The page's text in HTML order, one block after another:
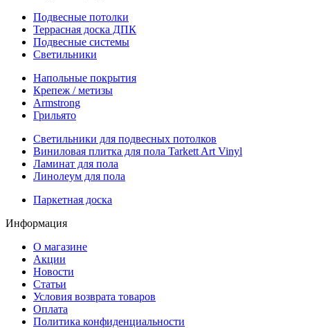
Подвесные потолки
Террасная доска ДПК
Подвесные системы
Светильники
Напольные покрытия
Крепеж / метизы
Armstrong
Грильято
Светильники для подвесных потолков
Виниловая плитка для пола Tarkett Art Vinyl
Ламинат для пола
Линолеум для пола
Паркетная доска
Информация
О магазине
Акции
Новости
Статьи
Условия возврата товаров
Оплата
Политика конфиденциальности